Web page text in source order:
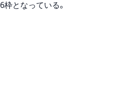
枠となっている。